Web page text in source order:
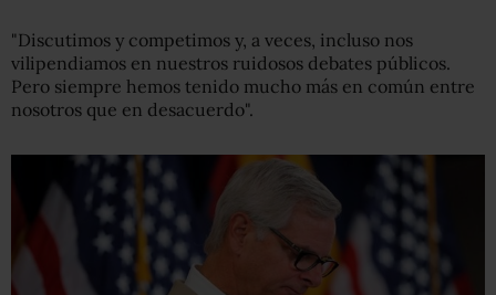
"Discutimos y competimos y, a veces, incluso nos
vilipendiamos en nuestros ruidosos debates públicos.
Pero siempre hemos tenido mucho más en común entre
nosotros que en desacuerdo".